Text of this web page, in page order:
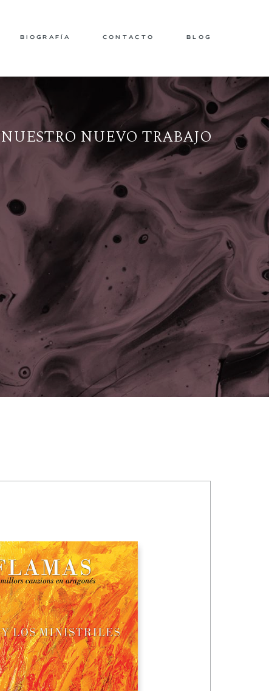
BIOGRAFÍA CONTACTO BLOG
NUESTRO NUEVO TRABAJO